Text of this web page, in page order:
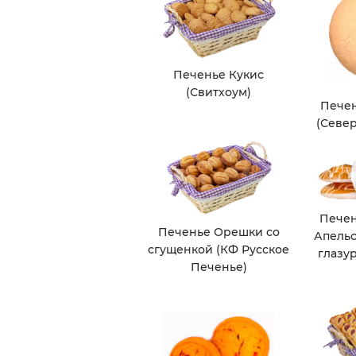
Печенье Кукис
(Свитхоум)
Печенье Орешки со
сгущенкой (КФ Русское
Печенье)